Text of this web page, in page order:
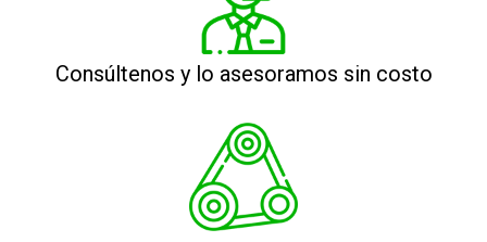
Consúltenos y lo asesoramos sin costo